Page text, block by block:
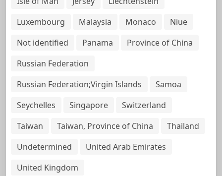
Luxembourg
Malaysia Monaco
Niue
Not identified
Panama
Province of China
Russian Federation
Russian Federation;Virgin Islands
Samoa
Seychelles
Singapore
Switzerland
Taiwan
Taiwan, Province of China
Thailand
Undetermined
United Arab Emirates
United Kingdom